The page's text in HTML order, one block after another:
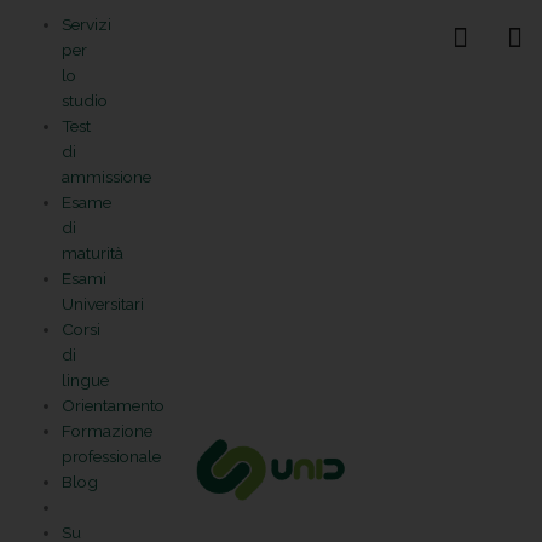
contenuto
Servizi
per
lo
studio
Test
di
ammissione
Esame
di
maturità
Esami
Universitari
Corsi
di
lingue
Orientamento
Formazione
professionale
Blog
Su